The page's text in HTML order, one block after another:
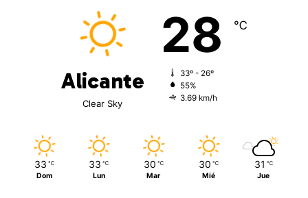
Alicante
Clear Sky
28 ℃
33º - 26º
55%
3.69 km/h
33 ℃
Dom
33 ℃
Lun
30 ℃
Mar
30 ℃
Mié
31 ℃
Jue